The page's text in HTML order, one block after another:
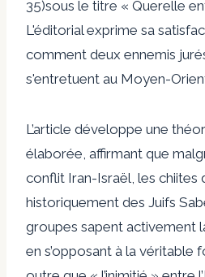
35)sous le titre « Querelle
L'éditorial exprime sa
comment deux ennemis
s'entretuent au Moyen-
L’article développe une
élaborée, affirmant que
conflit Iran-Israël, les chiites
historiquement des Juifs
groupes sapent activement
en s’opposant à la véritable